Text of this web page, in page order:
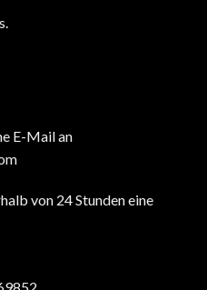
E-Mail an
von 24 Stunden eine